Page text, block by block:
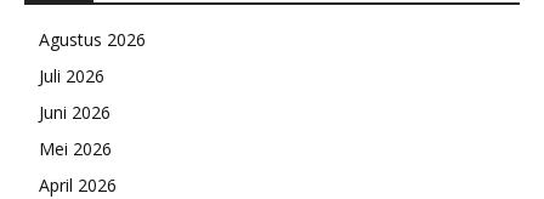
Agustus 2026
Juli 2026
Juni 2026
Mei 2026
April 2026